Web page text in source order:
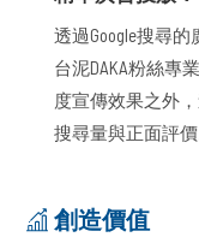
透過Google搜尋
台泥DAKA粉絲專
度宣傳效果之外
搜尋量與正面評價
創造價值